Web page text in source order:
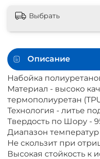
Выбрать
Описание
Набойка
Материал - высоко
термополиуретан
Технология - литье
Твердость по Шору -
Диапазон температур
Не скользит при
Высокая стойкость к